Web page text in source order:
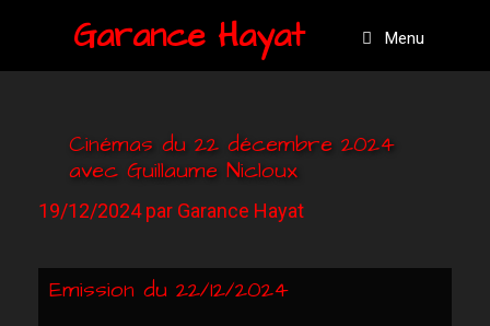
Garance Hayat Menu
Cinémas du 22 décembre 2024
avec Guillaume Nicloux
19/12/2024 par Garance Hayat
Emission du 22/12/2024